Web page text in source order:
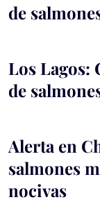
de
Los Lagos:
de
Alerta en
salmones
nocivas